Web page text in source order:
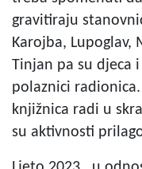
gravitiraju
Karojba, Lupoglav,
Tinjan pa su djeca
polaznici
knjižnica radi u
su aktivnosti